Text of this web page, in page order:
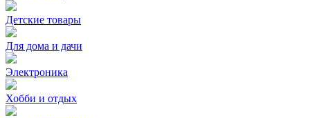
Детские товары
Для дома и дачи
Электроника
Хобби и отдых